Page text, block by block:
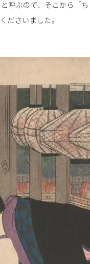
呼ぶので、そこから「
ださいました。